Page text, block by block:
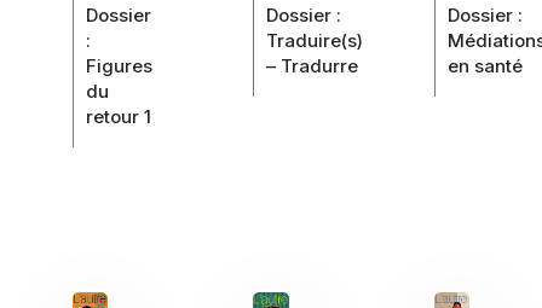
Dossier
:
Figures
du
retour 1
Dossier :
Traduire(s)
– Tradurre
Dossier :
en santé